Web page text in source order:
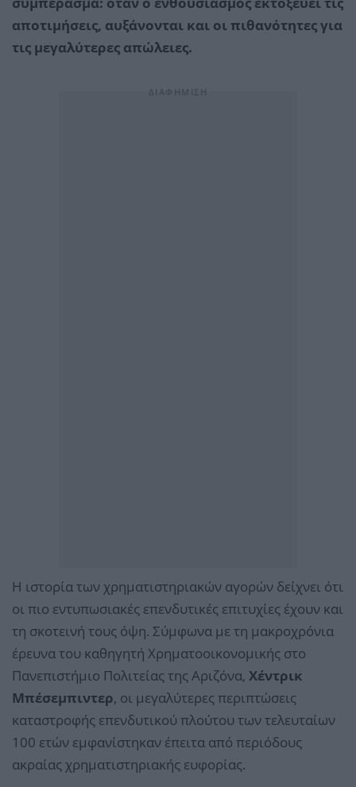
αποτιμήσεις, αυξάνονται και οι πιθανότητες για
τις μεγαλύτερες απώλειες.
Η ιστορία των χρηματιστηριακών αγορών δείχνει ότι
οι πιο εντυπωσιακές επενδυτικές επιτυχίες έχουν και
τη σκοτεινή τους όψη. Σύμφωνα με τη μακροχρόνια
έρευνα του καθηγητή Χρηματοοικονομικής στο
Πανεπιστήμιο Πολιτείας της Αριζόνα, Χέντρικ
Μπέσεμπιντερ, οι μεγαλύτερες περιπτώσεις
καταστροφής επενδυτικού πλούτου των τελευταίων
100 ετών εμφανίστηκαν έπειτα από περιόδους
ακραίας χρηματιστηριακής ευφορίας.